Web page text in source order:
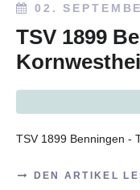
02.
TSV 1899
TSV 1899 Benningen -
DEN ARTIKEL